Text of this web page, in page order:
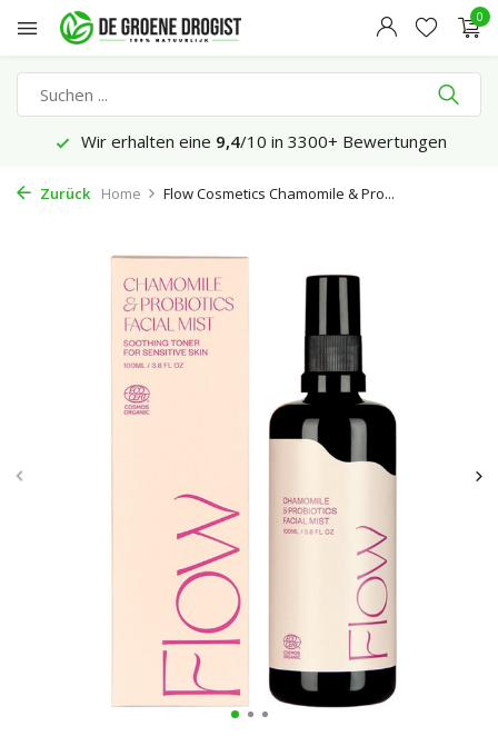
0
Wir erhalten eine 9,4/10 in 3300+ Bewertungen
Zurück Home Flow Cosmetics Chamomile & Pro...